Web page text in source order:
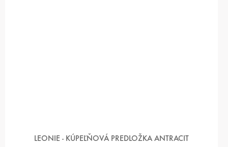
LEONIE - KÚPEĽŇOVÁ PREDLOŽKA ANTRACIT